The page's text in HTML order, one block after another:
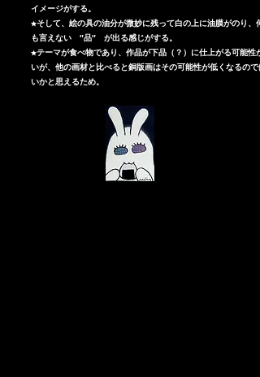
イメージがする。
★そして、絵の具の油分が微妙に残って白の上に油膜がのり、
も言えない ″品″ が出る感じがする​。
★テーマが食べ物であり、作品が下品（？）に仕上がる可能性
いが、他の画材と比べると銅版画はその可能性が低くなるので
いかと思えるため。